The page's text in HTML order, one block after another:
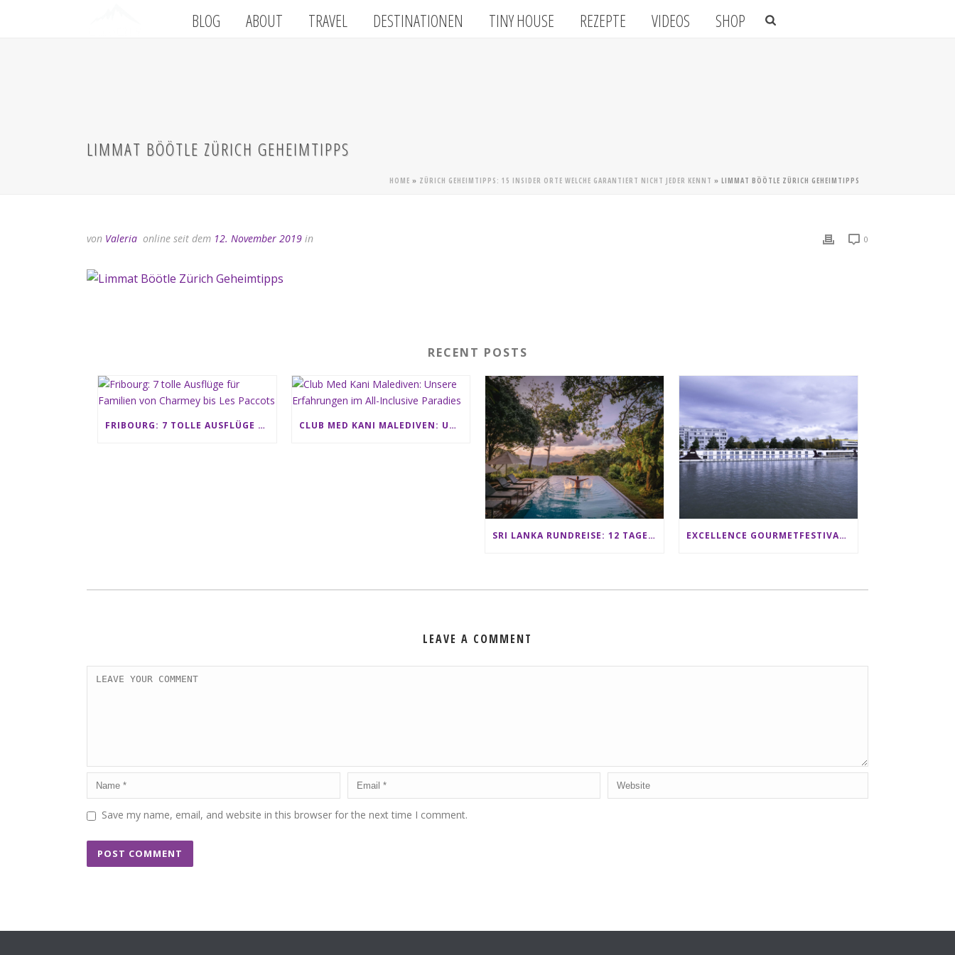
BLOG ABOUT TRAVEL DESTINATIONEN TINY HOUSE REZEPTE VIDEOS SHOP
LIMMAT BÖÖTLE ZÜRICH GEHEIMTIPPS
HOME » ZÜRICH GEHEIMTIPPS: 15 INSIDER ORTE WELCHE GARANTIERT NICHT JEDER KENNT » LIMMAT BÖÖTLE ZÜRICH GEHEIMTIPPS
von Valeria online seit dem 12. November 2019 in 0
RECENT POSTS
FRIBOURG: 7 TOLLE AUSFLÜGE FÜR FAMILIEN VON CHARMEY BIS LES PACCOTS CLUB MED KANI MALEDIVEN: UNSERE ERFAHRUNGEN IM ALL-INCLUSIVE PARADIES
SRI LANKA RUNDREISE: 12 TAGE ZWISCHEN ELEFANTEN, TEEPLANTAGEN & STRAND ALS FAMILIE EXCELLENCE GOURMETFESTIVAL ´25: ZWEI STERNEKÖCHE ANTONIO GUIDA & DARIO MORESCO VERWÖHNEN IHRE GÄSTE AUF EINER LUXERIÖSEN SCHIFFSREISE
LEAVE A COMMENT
Save my name, email, and website in this browser for the next time I comment.